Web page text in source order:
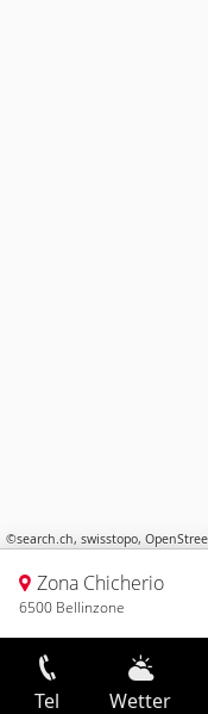
©search.ch, swisstopo,
Zona Chicherio
6500 Bellinzone
Tel Wetter